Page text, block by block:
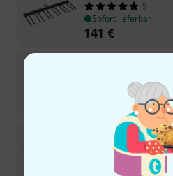
5
Sofort lieferbar
141 €
Sofort lieferbar
Gibraltar GAB-20
48
Sofort lieferbar